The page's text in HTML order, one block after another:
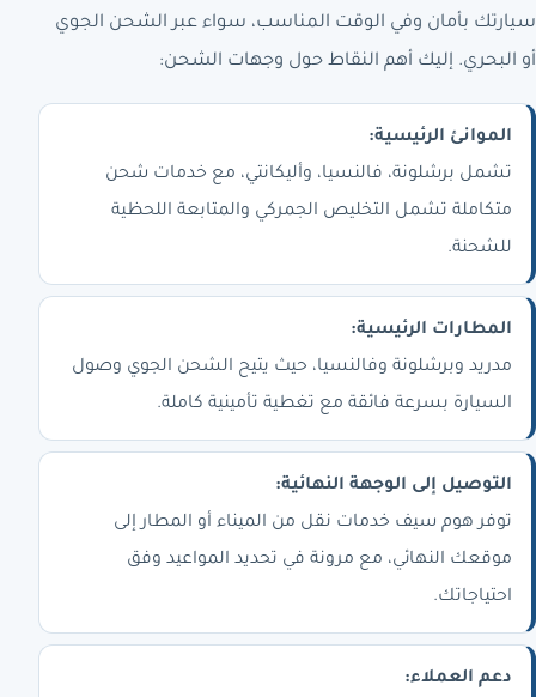
سيارتك بأمان وفي الوقت المناسب، سواء عبر الشحن الجوي
أو البحري. إليك أهم النقاط حول وجهات الشحن:
الموانئ الرئيسية:
تشمل برشلونة، فالنسيا، وأليكانتي، مع خدمات شحن
متكاملة تشمل التخليص الجمركي والمتابعة اللحظية
للشحنة.
المطارات الرئيسية:
مدريد وبرشلونة وفالنسيا، حيث يتيح الشحن الجوي وصول
السيارة بسرعة فائقة مع تغطية تأمينية كاملة.
التوصيل إلى الوجهة النهائية:
توفر هوم سيف خدمات نقل من الميناء أو المطار إلى
موقعك النهائي، مع مرونة في تحديد المواعيد وفق
احتياجاتك.
دعم العملاء: